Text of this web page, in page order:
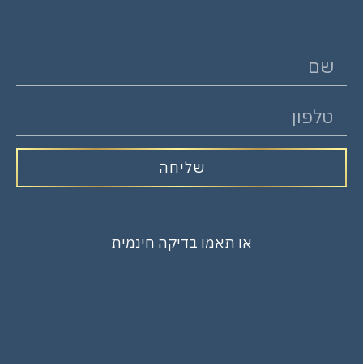
שליחה
או תאמו בדיקה חינמית